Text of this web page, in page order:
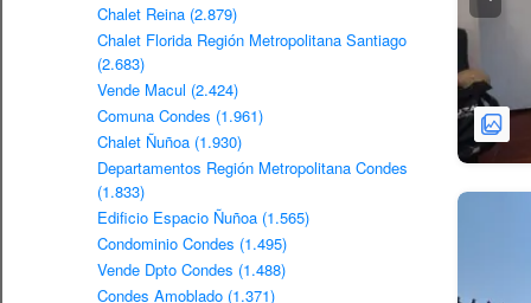
Chalet Reina (2.879)
Chalet Florida Región Metropolitana Santiago
(2.683)
Vende Macul (2.424)
Comuna Condes (1.961)
Chalet Ñuñoa (1.930)
Departamentos Región Metropolitana Condes
(1.833)
Edificio Espacio Ñuñoa (1.565)
Condominio Condes (1.495)
Vende Dpto Condes (1.488)
Condes Amoblado (1.371)